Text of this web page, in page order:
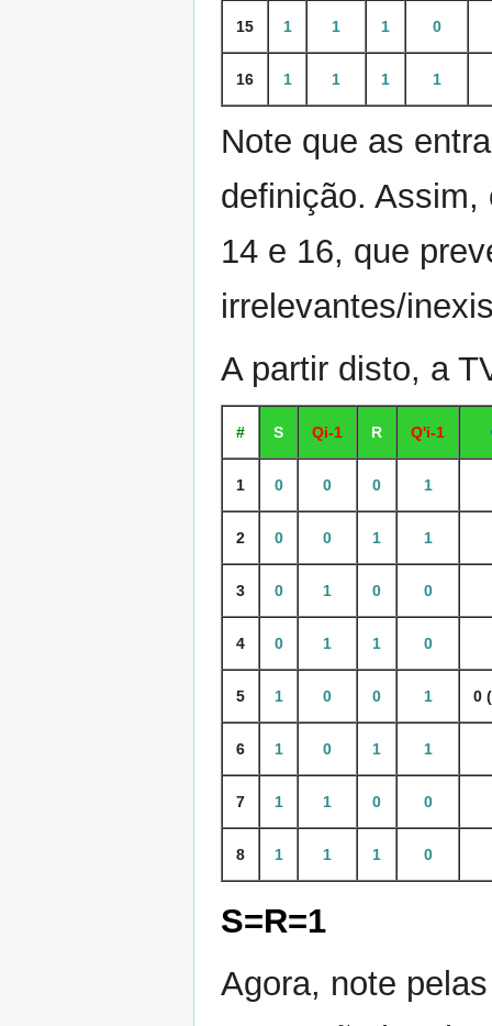
15 1 1 1 0
16 1 1 1 1
Note que as
definição.
14 e 16, que
irrelevantes/
A partir disto, a
# S Qi-1 R Q'i-1
1 0 0 0 1
2 0 0 1 1
3 0 1 0 0
4 0 1 1 0
5 1 0 0 1 0
6 1 0 1 1
7 1 1 0 0
8 1 1 1 0
S=R=1
Agora, note